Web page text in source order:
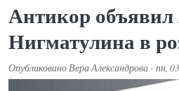
Антикор
Нигматулина в
ОпубликованоВера Александрова- пн,